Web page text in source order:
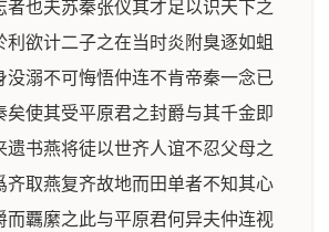
者也夫苏秦张仪其才足以识天下之
利欲计二子之在当时炎附臭逐如蛆
没溺不可悔悟仲连不肯帝秦一念已
矣使其受平原君之封爵与其千金即
遗书燕将徒以世齐人谊不忍父母之
齐取燕复齐故地而田单者不知其心
而覊縻之此与平原君何异夫仲连视